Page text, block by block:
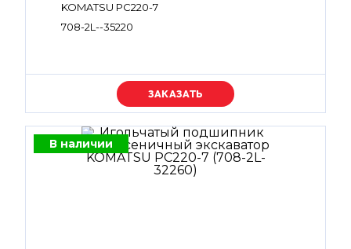
KOMATSU PC220-7
708-2L--35220
Уточняйте цену
В наличии